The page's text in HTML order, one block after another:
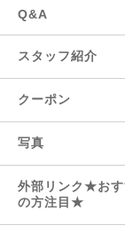
Q&A
スタッフ紹介
クーポン
写真
外部リンク★お
の方注目★